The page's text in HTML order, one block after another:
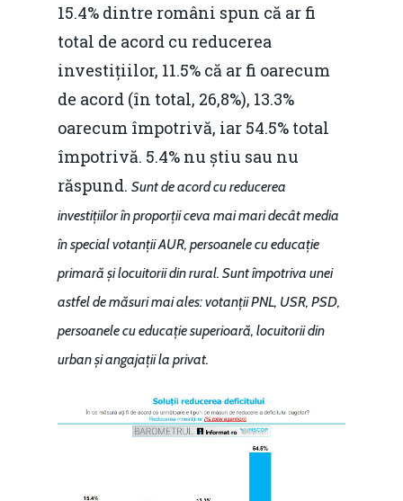
15.4% dintre români spun că ar fi
total de acord cu reducerea
investițiilor, 11.5% că ar fi oarecum
de acord (în total, 26,8%), 13.3%
oarecum împotrivă, iar 54.5% total
împotrivă. 5.4% nu știu sau nu
răspund. Sunt de acord cu reducerea
investițiilor în proporții ceva mai mari decât media
în special votanții AUR, persoanele cu educație
primară și locuitorii din rural. Sunt împotriva unei
astfel de măsuri mai ales: votanții PNL, USR, PSD,
persoanele cu educație superioară, locuitorii din
urban și angajații la privat.